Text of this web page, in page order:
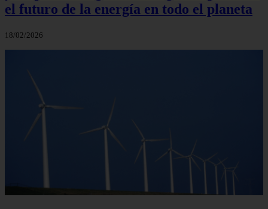
el futuro de la energía en todo el planeta
18/02/2026